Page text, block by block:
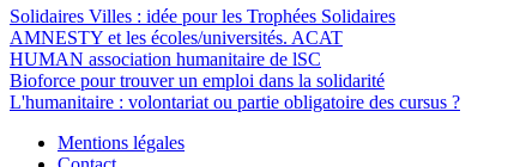
Solidaires Villes : idée pour les Trophées Solidaires
AMNESTY et les écoles/universités. ACAT
HUMAN association humanitaire de lSC
Bioforce pour trouver un emploi dans la solidarité
L'humanitaire : volontariat ou partie obligatoire des cursus ?
Mentions légales